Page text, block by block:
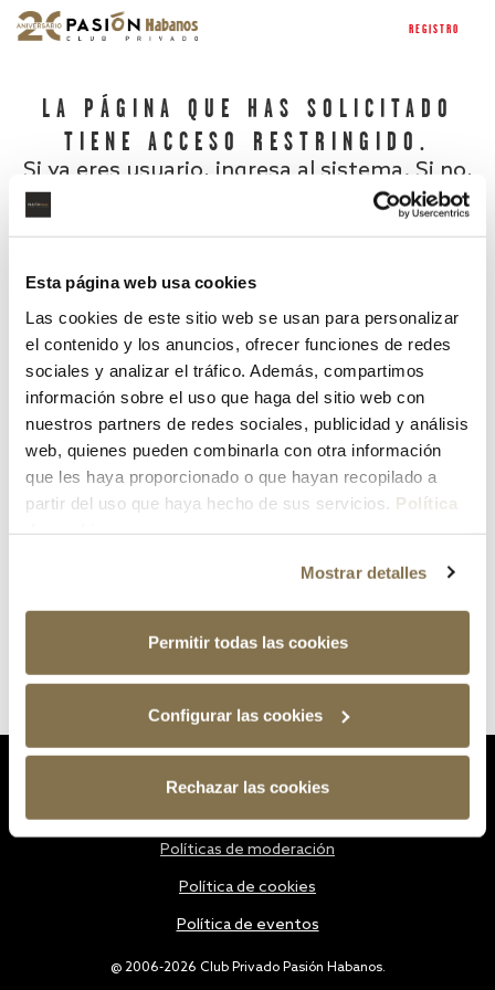
Esta página web usa cookies
Las cookies de este sitio web se usan para personalizar
el contenido y los anuncios, ofrecer funciones de redes
sociales y analizar el tráfico. Además, compartimos
información sobre el uso que haga del sitio web con
nuestros partners de redes sociales, publicidad y análisis
web, quienes pueden combinarla con otra información
que les haya proporcionado o que hayan recopilado a
partir del uso que haya hecho de sus servicios. Política
Mostrar detalles
Permitir todas las cookies
Configurar las cookies
Rechazar las cookies
REGISTRO
LA PÁGINA QUE HAS SOLICITADO
TIENE ACCESO RESTRINGIDO.
Si ya eres usuario, ingresa al sistema. Si no,
¿Has olvidado tu contraseña?
@ 2006-2026 Club Privado Pasión Habanos.
Políticas de moderación
Política de cookies
Política de eventos